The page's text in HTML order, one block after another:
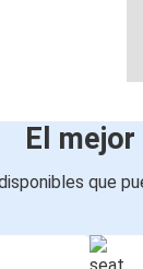
El
que